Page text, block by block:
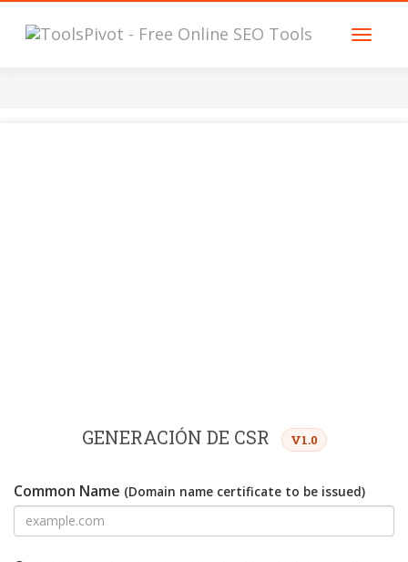
GENERACIÓN DE CSR V1.0
Common Name (Domain name certificate to be issued)